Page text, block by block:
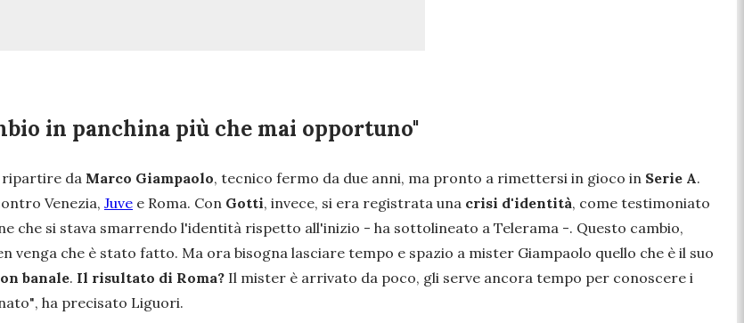
in panchina più che mai opportuno"
ripartire da Marco Giampaolo, tecnico fermo da due anni, ma pronto a rimettersi in gioco in Serie A.
Venezia, Juve e Roma. Con Gotti, invece, si era registrata una crisi d'identità, come testimoniato
che si stava smarrendo l'identità rispetto all'inizio - ha sottolineato a Telerama -. Questo cambio,
venga che è stato fatto. Ma ora bisogna lasciare tempo e spazio a mister Giampaolo quello che è il suo
banale. Il risultato di Roma? Il mister è arrivato da poco, gli serve ancora tempo per conoscere i
, ha precisato Liguori.